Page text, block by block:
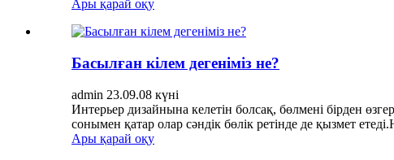
Ары қарай оқу
Басылған кілем дегеніміз не?
admin 23.09.08 күні
Интерьер дизайнына келетін болсақ, бөлмені бірден
сонымен қатар олар сәндік бөлік ретінде де қызмет
Ары қарай оқу